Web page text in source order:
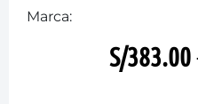
Marca:
S/383.00